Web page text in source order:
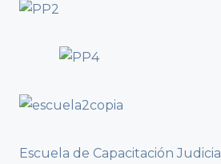
Escuela de Capacitación Judicial